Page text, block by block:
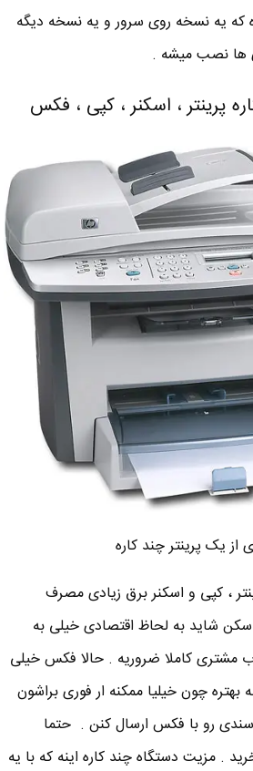
که یه نسخه روی سرور و یه نسخه دیگه
ها نصب میشه .
پرینتر ، اسکنر ، کپی ، فکس
از یک پرینتر چند کاره
، کپی و اسکنر برق زیادی مصرف
شاید به لحاظ اقتصادی خیلی به
مشتری کاملا ضروریه . حالا فکس خیلی
چون خیلیا ممکنه ار فوری براشون
رو با فکس ارسال کنن . حتما
. مزیت دستگاه چند کاره اینه که با یه